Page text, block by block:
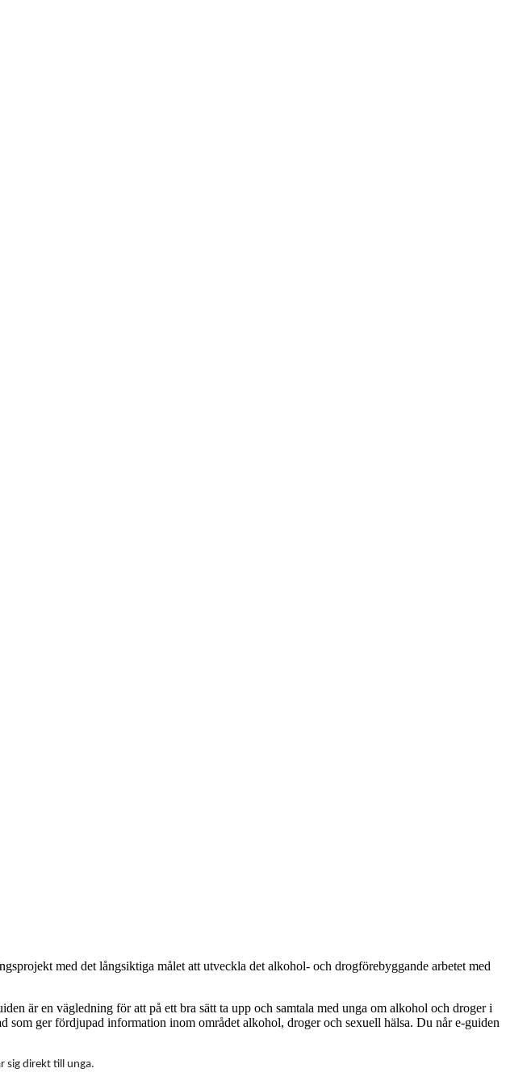
med det långsiktiga målet att utveckla det alkohol- och drogförebyggande arbetet med
är en vägledning för att på ett bra sätt ta upp och samtala med unga om alkohol och droger i
ger fördjupad information inom området alkohol, droger och sexuell hälsa. Du når e-guiden
sig direkt till unga.